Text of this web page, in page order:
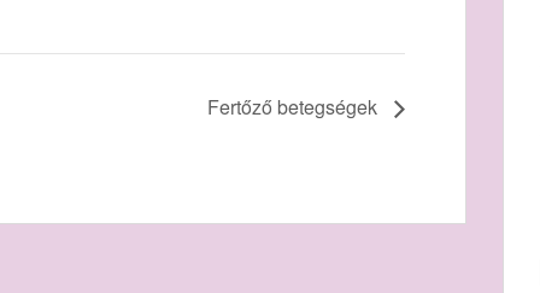
Fertőző betegségek